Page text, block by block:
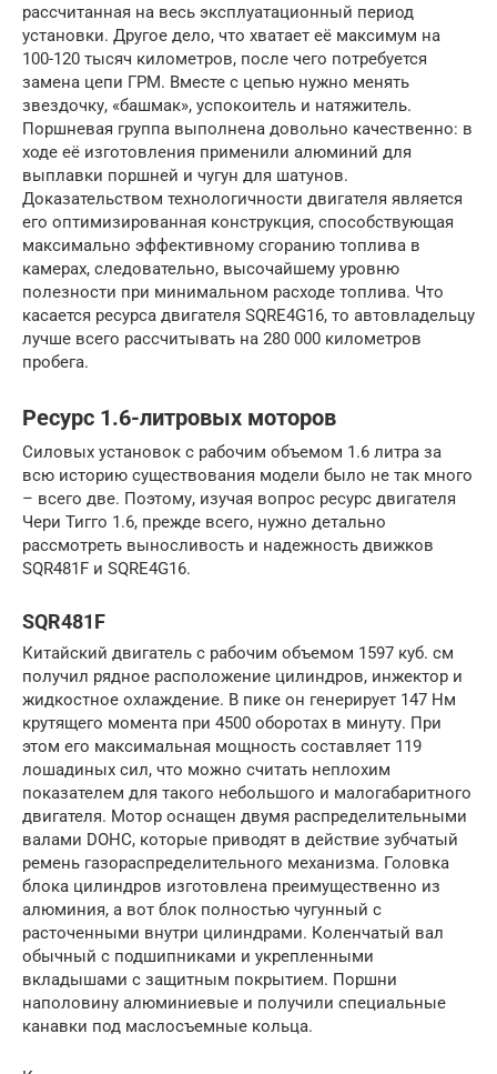
рассчитанная на весь эксплуатационный период
установки. Другое дело, что хватает её максимум на
100-120 тысяч километров, после чего потребуется
замена цепи ГРМ. Вместе с цепью нужно менять
звездочку, «башмак», успокоитель и натяжитель.
Поршневая группа выполнена довольно качественно: в
ходе её изготовления применили алюминий для
выплавки поршней и чугун для шатунов.
Доказательством технологичности двигателя является
его оптимизированная конструкция, способствующая
максимально эффективному сгоранию топлива в
камерах, следовательно, высочайшему уровню
полезности при минимальном расходе топлива. Что
касается ресурса двигателя SQRE4G16, то автовладельцу
лучше всего рассчитывать на 280 000 километров
пробега.
Ресурс 1.6-литровых моторов
Силовых установок с рабочим объемом 1.6 литра за
всю историю существования модели было не так много
– всего две. Поэтому, изучая вопрос ресурс двигателя
Чери Тигго 1.6, прежде всего, нужно детально
рассмотреть выносливость и надежность движков
SQR481F и SQRE4G16.
SQR481F
Китайский двигатель с рабочим объемом 1597 куб. см
получил рядное расположение цилиндров, инжектор и
жидкостное охлаждение. В пике он генерирует 147 Нм
крутящего момента при 4500 оборотах в минуту. При
этом его максимальная мощность составляет 119
лошадиных сил, что можно считать неплохим
показателем для такого небольшого и малогабаритного
двигателя. Мотор оснащен двумя распределительными
валами DOHC, которые приводят в действие зубчатый
ремень газораспределительного механизма. Головка
блока цилиндров изготовлена преимущественно из
алюминия, а вот блок полностью чугунный с
расточенными внутри цилиндрами. Коленчатый вал
обычный с подшипниками и укрепленными
вкладышами с защитным покрытием. Поршни
наполовину алюминиевые и получили специальные
канавки под маслосъемные кольца.